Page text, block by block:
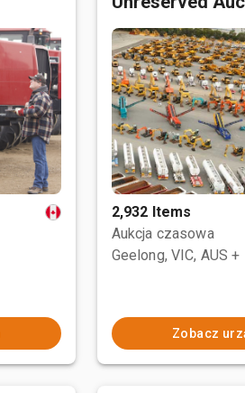
2,932 Items
Aukcja czasowa
Geelong, VIC, AUS +
Zobacz